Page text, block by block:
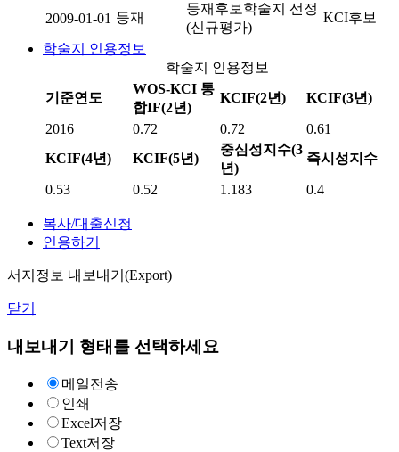
2009-01-01 등재
등재후보학술지 선정
(신규평가)
KCI후보
학술지 인용정보
학술지 인용정보
기준연도
WOS-KCI 통
합IF(2년)
KCIF(2년) KCIF(3년)
2016 0.72 0.72
0.61
KCIF(4년)
KCIF(5년)
중심성지수(3
년)
즉시성지수
0.53 0.52 1.183 0.4
복사/대출신청
인용하기
서지정보 내보내기(Export)
닫기
내보내기 형태를 선택하세요
메일전송
인쇄
Excel저장
Text저장